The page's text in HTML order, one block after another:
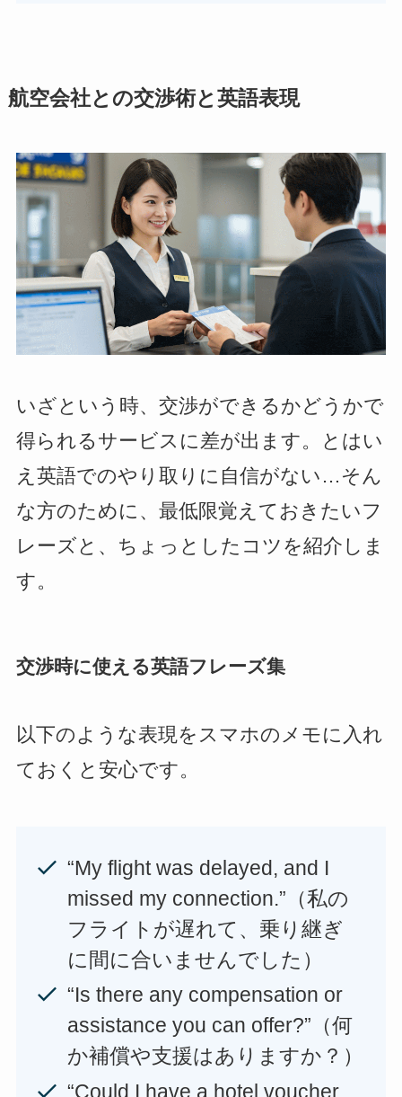
航空会社との交渉術と英語表現
いざという時、交渉ができるかどうかで
得られるサービスに差が出ます。とはい
え英語でのやり取りに自信がない…そん
な方のために、最低限覚えておきたいフ
レーズと、ちょっとしたコツを紹介しま
す。
交渉時に使える英語フレーズ集
以下のような表現をスマホのメモに入れ
ておくと安心です。
“My flight was delayed, and I
missed my connection.”（私の
フライトが遅れて、乗り継ぎ
に間に合いませんでした）
“Is there any compensation or
assistance you can offer?”（何
か補償や支援はありますか？）
“Could I have a hotel voucher